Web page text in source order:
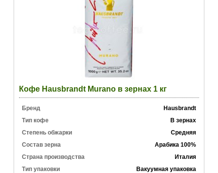
Кофе Hausbrandt Murano в зернах 1 кг
Бренд
Hausbrandt
Тип кофе
В зернах
Степень обжарки
Средняя
Состав зерна
Арабика 100%
Страна производства
Италия
Тип упаковки
Вакуумная упаковка